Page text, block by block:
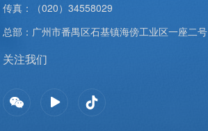
传真：
（020）34558029
总部： 广州市番禺区石基镇海傍工业区一座二号
关注我们